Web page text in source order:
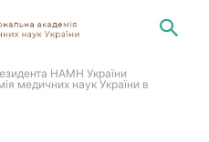
НАМН України
медичних наук України в